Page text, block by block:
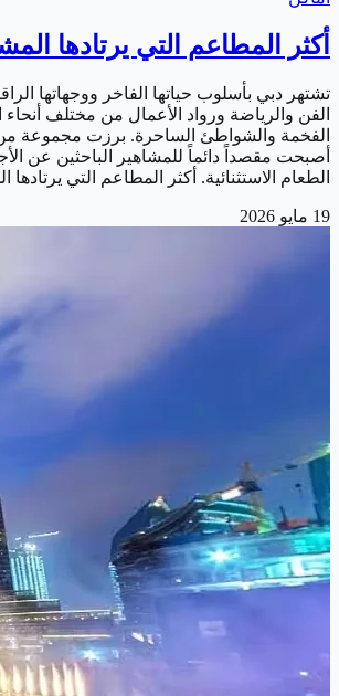
أكثر المطاعم التي يرتادها
تشتهر دبي بأسلوب حياتها الفاخر ووجهاتها
الفن والرياضة ورواد الأعمال من مختلف أنحاء
الفخمة والشواطئ الساحرة. برزت مجموعة
أصبحت مقصداً دائماً للمشاهير الباحثين عن
الطعام الاستثنائية. أكثر المطاعم التي
19 مايو 2026